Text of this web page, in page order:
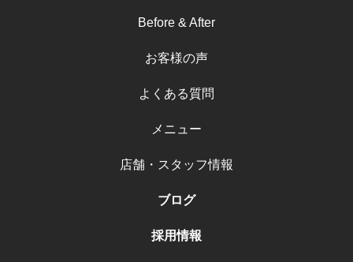
Before & After
お客様の声
よくある質問
メニュー
店舗・スタッフ情報
ブログ
採用情報